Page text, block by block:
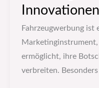
Innovationen
Fahrzeugwerbung ist
ermöglicht, ihre
verbreiten.